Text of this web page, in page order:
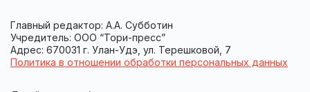
Главный редактор: А.А. Субботин
Учредитель: ООО “Тори-пресс”
Адрес: 670031 г. Улан-Удэ, ул. Терешковой, 7
Политика в отношении обработки персональных данных